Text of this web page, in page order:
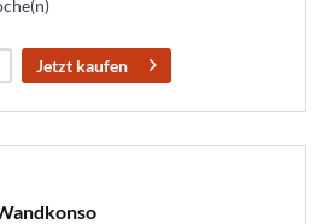
Jetzt kaufen